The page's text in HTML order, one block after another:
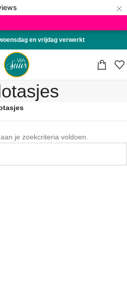
×
en vrijdag verwerkt
je zoekcriteria voldoen.